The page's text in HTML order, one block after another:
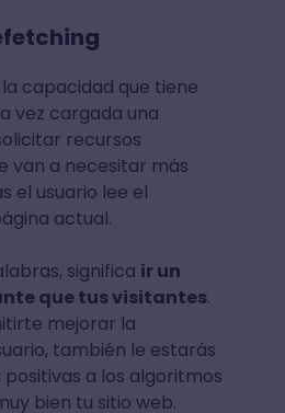
capacidad que tiene
vez cargada una
recursos
van a necesitar más
el usuario lee el
actual.
significa ir un
que tus visitantes.
mejorar la
también le estarás
a los algoritmos
bien tu sitio web.